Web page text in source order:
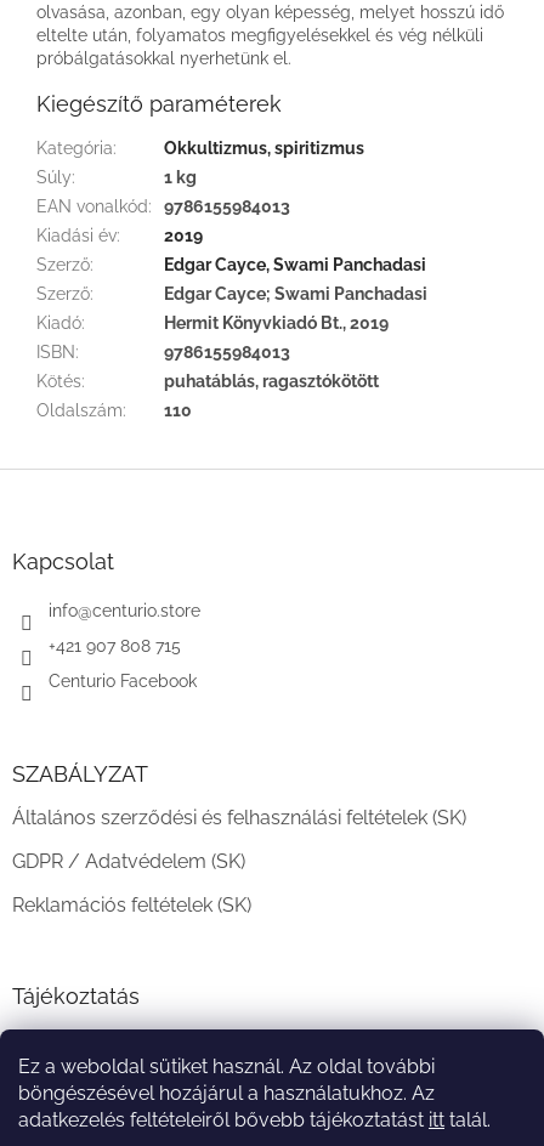
Ez a weboldal sütiket használ. Az oldal további
böngészésével hozájárul a használatukhoz. Az
adatkezelés feltételeiről bővebb tájékoztatást itt talál.
olvasása, azonban, egy olyan képesség, melyet hosszú idő
eltelte után, folyamatos megfigyelésekkel és vég nélküli
próbálgatásokkal nyerhetünk el.
Kiegészítő paraméterek
Kategória:
Okkultizmus, spiritizmus
Súly:
1 kg
EAN vonalkód:
9786155984013
Kiadási év:
2019
Szerző:
Edgar Cayce, Swami Panchadasi
Szerző:
Edgar Cayce; Swami Panchadasi
Kiadó:
Hermit Könyvkiadó Bt., 2019
ISBN:
9786155984013
Kötés:
puhatáblás, ragasztókötött
Oldalszám: 110
Kapcsolat
info@centurio.store
+421 907 808 715
Centurio Facebook
SZABÁLYZAT
Általános szerződési és felhasználási feltételek (SK)
GDPR / Adatvédelem (SK)
Reklamációs feltételek (SK)
Tájékoztatás
A vásárlás menete